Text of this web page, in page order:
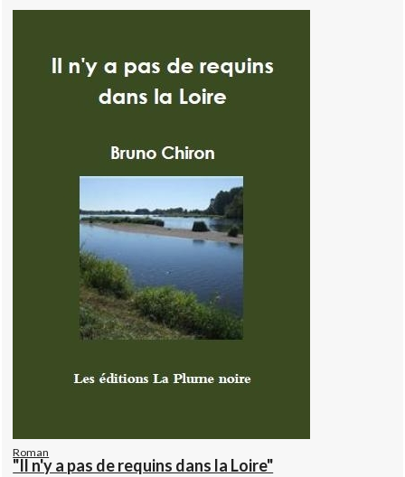
Roman
"Il n'y a pas de requins dans la Loire"